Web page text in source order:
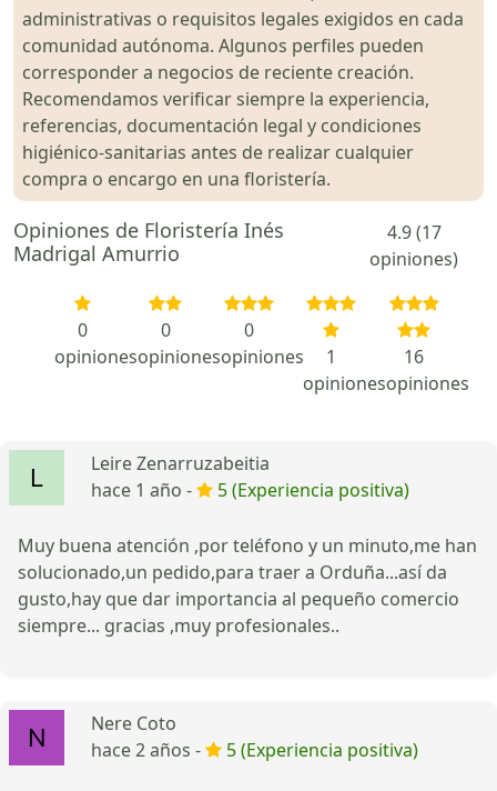
administrativas o requisitos legales exigidos en cada
comunidad autónoma. Algunos perfiles pueden
corresponder a negocios de reciente creación.
Recomendamos verificar siempre la experiencia,
referencias, documentación legal y condiciones
higiénico-sanitarias antes de realizar cualquier
compra o encargo en una floristería.
Opiniones de Floristería Inés
Madrigal Amurrio
4.9 (17
opiniones)
0
opiniones
0
opiniones
0
opiniones
1
opiniones
16
opiniones
Leire Zenarruzabeitia
hace 1 año -
5 (Experiencia positiva)
Muy buena atención ,por teléfono y un minuto,me han
solucionado,un pedido,para traer a Orduña...así da
gusto,hay que dar importancia al pequeño comercio
siempre... gracias ,muy profesionales..
Nere Coto
hace 2 años -
5 (Experiencia positiva)